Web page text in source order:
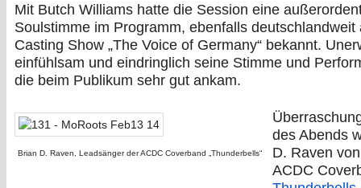
Mit Butch Williams hatte die Session eine
Soulstimme im Programm, ebenfalls deutschlandweit
Casting Show „The Voice of Germany“ bekannt.
einfühlsam und eindringlich seine Stimme und
die beim Publikum sehr gut ankam.
Brian D. Raven, Leadsänger der ACDC Coverband „Thunderbells“
des Abends
D. Raven
ACDC